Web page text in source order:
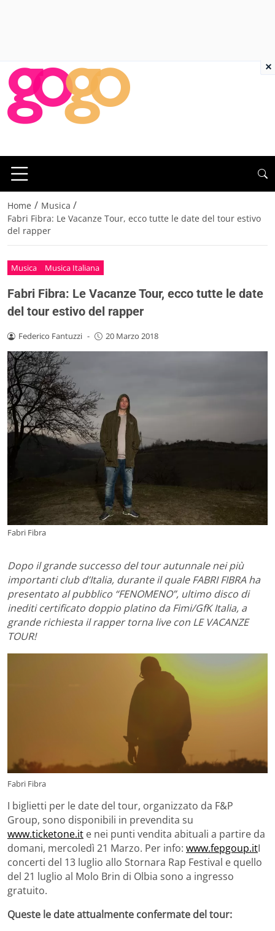
Home / Musica /
Fabri Fibra: Le Vacanze Tour, ecco tutte le date del tour estivo
del rapper
Musica Musica Italiana
Fabri Fibra: Le Vacanze Tour, ecco tutte le date
del tour estivo del rapper
Federico Fantuzzi - 20 Marzo 2018
Fabri Fibra
Dopo il grande successo del tour autunnale nei più
importanti club d’Italia, durante il quale FABRI FIBRA ha
presentato al pubblico “FENOMENO”, ultimo disco di
inediti certificato doppio platino da Fimi/GfK Italia, a
grande richiesta il rapper torna live con LE VACANZE
TOUR!
Fabri Fibra
I biglietti per le date del tour, organizzato da F&P
Group, sono disponibili in prevendita su
www.ticketone.it e nei punti vendita abituali a partire da
domani, mercoledì 21 Marzo. Per info: www.fepgoup.itI
concerti del 13 luglio allo Stornara Rap Festival e quello
del 21 luglio al Molo Brin di Olbia sono a ingresso
gratuito.
Queste le date attualmente confermate del tour:
×